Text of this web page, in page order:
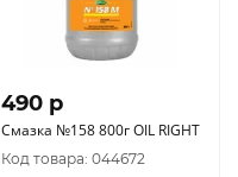
490 p
Смазка №158 800г OIL RIGHT
Код товара: 044672